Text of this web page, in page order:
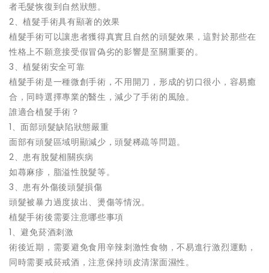
者毛髮恢復到自然狀態。
2、植髮手術具有顯著的效果
植髮手術可以讓患者獲得真實且自然的頭髮效果，這對於那些在
性格上不願意接受假冒偽劣的影響是至關重要的。
3、植髮術安全可靠
植髮手術是一種微創手術，不用開刀，形成的切口很小，容易癒
合，同時選擇專業的醫生，減少了手術的風險。
誰適合植髮手術？
1、面部頭髮缺陷狀態嚴重
面部有頭髮區域明顯減少，頭髮稀疏等問題。
2、患有脫髮相關疾病
如蕁麻疹，脂溢性脫髮等。
3、患有外傷後頭髮損傷
頭髮被暴力過度拔出、燙傷等情況。
植髮手術後需要注意哪些事項
1、避免菸酒刺激
術後近期，需要避免食用辛辣刺激性食物，不易進行激烈運動，
同時需要戒菸戒酒，注意保持頭皮清潔面濕性。